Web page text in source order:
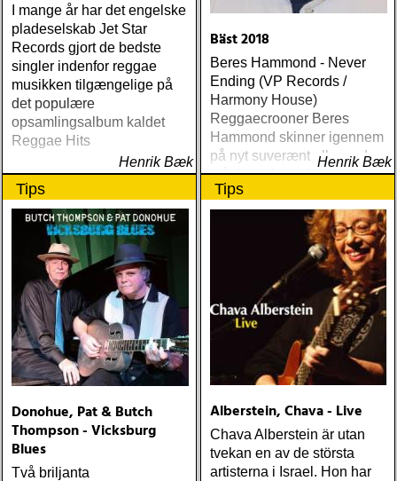
I mange år har det engelske
pladeselskab Jet Star
Records gjort de bedste
singler indenfor reggae
musikken tilgængelige på
det populære
opsamlingsalbum kaldet
Reggae Hits
Henrik Bæk
Bäst 2018
Beres Hammond - Never
Ending (VP Records /
Harmony House)
Reggaecrooner Beres
Hammond skinner igennem
på nyt suverænt album, der
måske er hans bedste
gennem tiderne
Henrik Bæk
Tips
Donohue, Pat & Butch
Thompson - Vicksburg
Blues
Två briljanta
Tips
Alberstein, Chava - Live
Chava Alberstein är utan
tvekan en av de största
artisterna i Israel. Hon har